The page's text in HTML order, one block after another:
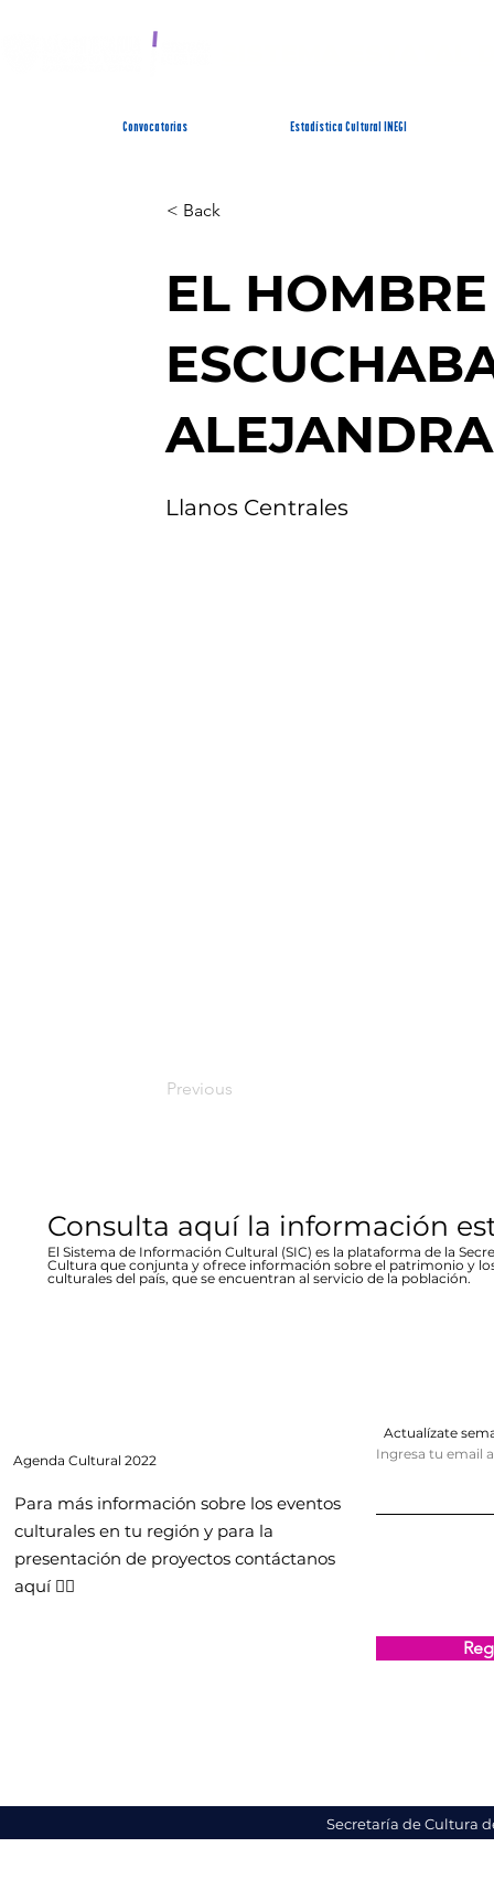
Convocatorias Estadística Cultural INEGI
< Back
EL
Llanos Centrales
Previous
Consulta aquí la información
El Sistema de Información Cultural (SIC) es la plataforma de la
Cultura que conjunta y ofrece información sobre el patrimonio y
culturales del país, que se encuentran al servicio de la población.
Agenda Cultural 2022
Para más información sobre los eventos
culturales en tu región y para la
presentación de proyectos contáctanos
aquí 👇🏻
Actualízate
Ingresa tu email
Secretaría de Cultura